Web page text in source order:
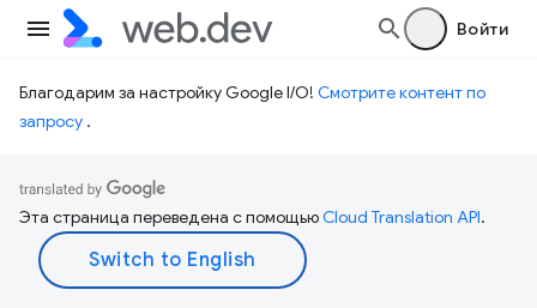
Войти
Благодарим за настройку Google I/O! Смотрите контент по
запросу .
Эта страница переведена с помощьюCloud Translation API.